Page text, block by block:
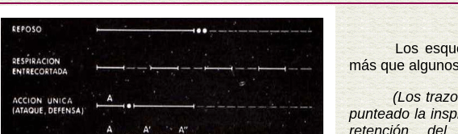
Los
más que
(Los
punteado la
retención